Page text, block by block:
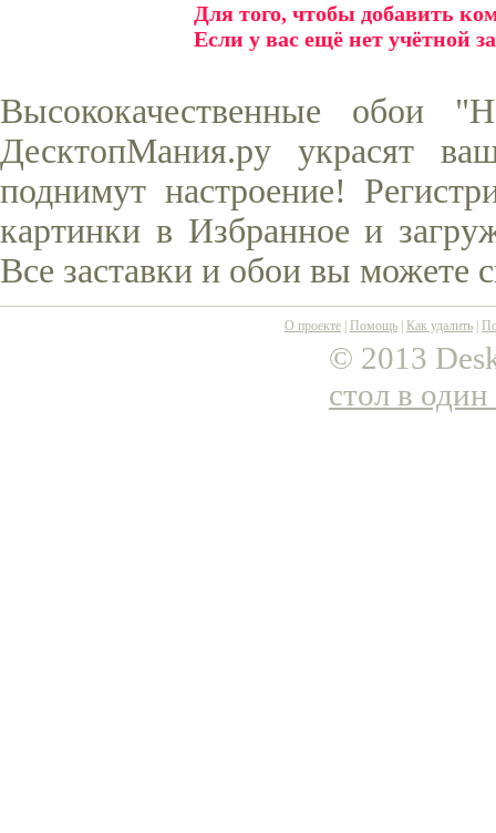
Для того, чтобы добавить
Если у вас ещё нет учётной
Высококачественные обои
ДесктопМания.ру украсят
поднимут настроение!
картинки в Избранное и
Все заставки и обои вы можете
О проекте Помощь Как удалить
© 2013
стол в